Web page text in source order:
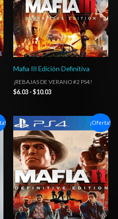
Mafia III Edición Definitiva
¡REBAJAS DE VERANO #2 PS4!
$6.03 - $10.03
¡Oferta!
Rango
de
precios:
desde
$6.03
hasta
$10.03